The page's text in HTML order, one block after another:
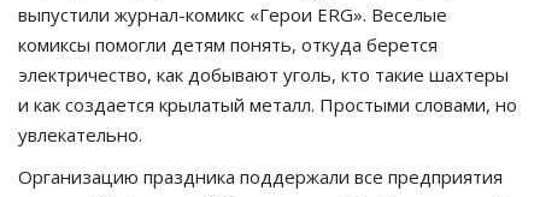
выпустили журнал-комикс «Герои ERG». Веселые
комиксы помогли детям понять, откуда берется
электричество, как добывают уголь, кто такие шахтеры
и как создается крылатый металл. Простыми словами, но
увлекательно.
Организацию праздника поддержали все предприятия